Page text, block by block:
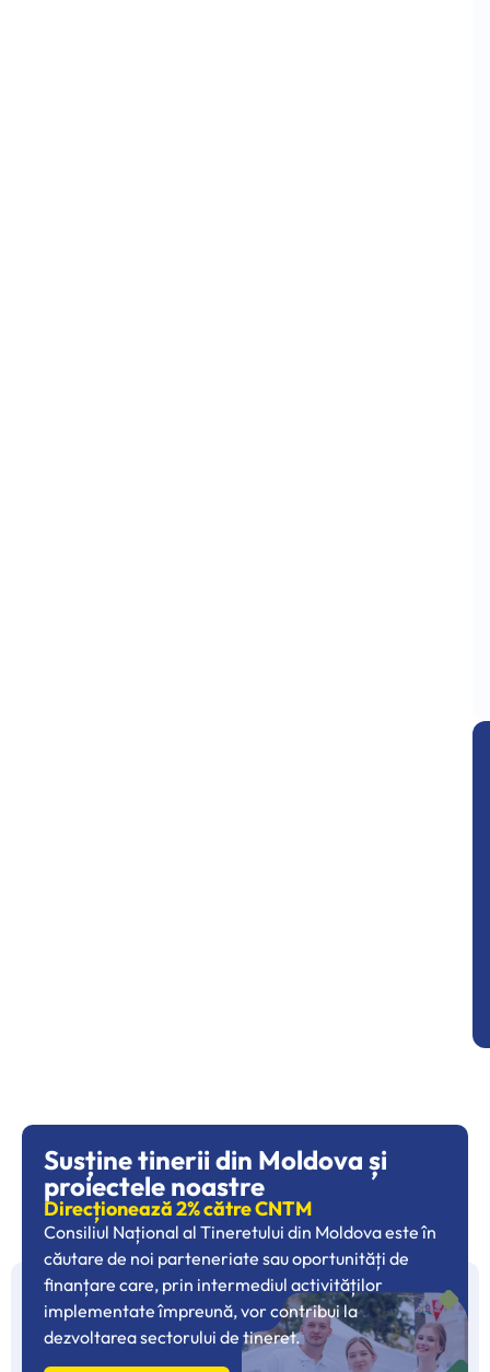
Susține tinerii din Moldova și
proiectele noastre
Direcționează 2% către CNTM
Consiliul Național al Tineretului din Moldova este în
căutare de noi parteneriate sau oportunități de
finanțare care, prin intermediul activităților
implementate împreună, vor contribui la
dezvoltarea sectorului de tineret.